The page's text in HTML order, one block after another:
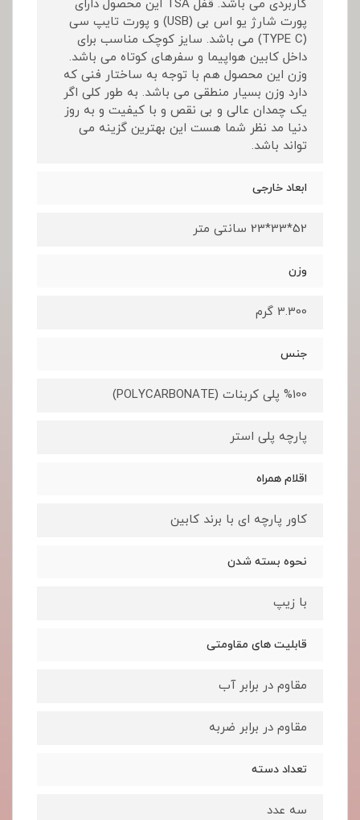
کاربردی می باشد. قفل TSA این محصول دارای
پورت شارژ یو اس بی (USB) و پورت تایپ سی
(TYPE C) می باشد. سایز کوچک مناسب برای
داخل کابین هواپیما و سفرهای کوتاه می باشد.
وزن این محصول هم با توجه به ساختار فنی که
دارد وزن بسیار منطقی می باشد. به طور کلی اگر
یک چمدان عالی و بی نقص و با کیفیت و به روز
دنیا مد نظر شما هست این بهترین گزینه می
تواند باشد.
ابعاد خارجی
52*33*23 سانتی متر
وزن
3.300 گرم
جنس
%100 پلی کربنات (POLYCARBONATE)
پارچه پلی استر
اقلام همراه
کاور پارچه ای با برند کابین
نحوه بسته شدن
با زیپ
قابلیت های مقاومتی
مقاوم در برابر آب
مقاوم در برابر ضربه
تعداد دسته
سه عدد